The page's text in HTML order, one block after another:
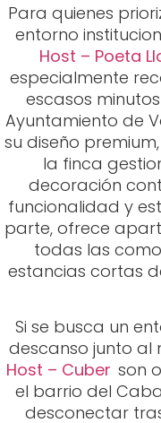
Para quienes
entorno
Host – Poeta
especialmente
escasos
Ayuntamiento de
su diseño
la finca
decoración
funcionalidad y
parte, ofrece
todas las
estancias cortas
Si se busca un
descanso junto al
Host – Cuber son
el barrio del
desconectar